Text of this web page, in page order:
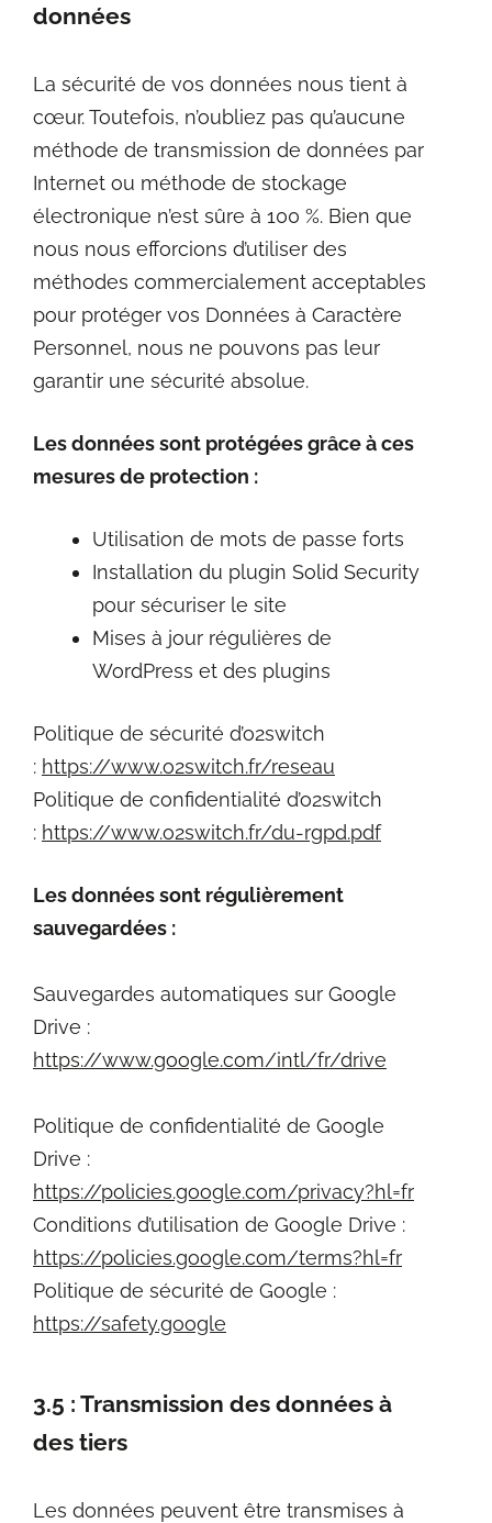
données
La sécurité de vos données nous tient à
cœur. Toutefois, n’oubliez pas qu’aucune
méthode de transmission de données par
Internet ou méthode de stockage
électronique n’est sûre à 100 %. Bien que
nous nous efforcions d’utiliser des
méthodes commercialement acceptables
pour protéger vos Données à Caractère
Personnel, nous ne pouvons pas leur
garantir une sécurité absolue.
Les données sont protégées grâce à ces
mesures de protection :
Utilisation de mots de passe forts
Installation du plugin Solid Security
pour sécuriser le site
Mises à jour régulières de
WordPress et des plugins
Politique de sécurité d’o2switch
: https://www.o2switch.fr/reseau
Politique de confidentialité d’o2switch
: https://www.o2switch.fr/du-rgpd.pdf
Les données sont régulièrement
sauvegardées :
Sauvegardes automatiques sur Google
Drive :
https://www.google.com/intl/fr/drive
Politique de confidentialité de Google
Drive :
https://policies.google.com/privacy?hl=fr
Conditions d’utilisation de Google Drive :
https://policies.google.com/terms?hl=fr
Politique de sécurité de Google :
https://safety.google
3.5 : Transmission des données à
des tiers
Les données peuvent être transmises à